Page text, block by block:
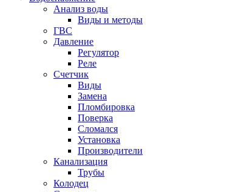
Анализ воды
Виды и методы
ГВС
Давление
Регулятор
Реле
Счетчик
Виды
Замена
Пломбировка
Поверка
Сломался
Установка
Производители
Канализация
Трубы
Колодец